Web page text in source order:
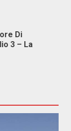
Di
3 – La